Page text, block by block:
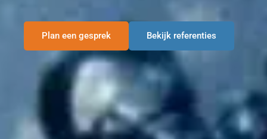
Plan een gesprek Bekijk referenties